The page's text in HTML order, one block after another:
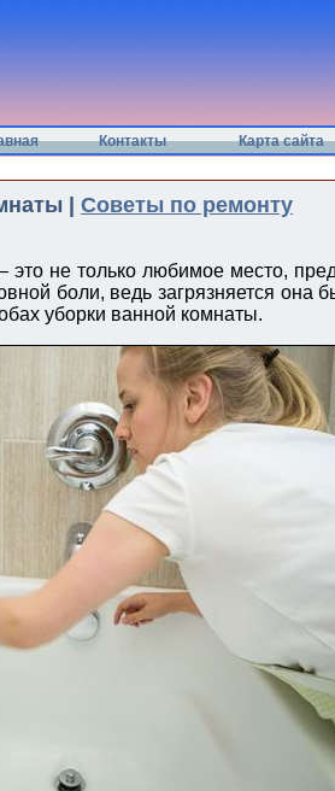
Контакты Карта сайта
| Советы по ремонту
это не только любимое место,
боли, ведь загрязняется она
уборки ванной комнаты.